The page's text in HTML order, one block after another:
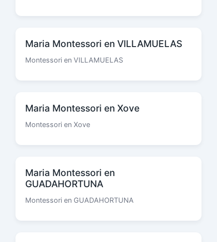
Maria Montessori en VILLAMUELAS
Montessori en VILLAMUELAS
Maria Montessori en Xove
Montessori en Xove
Maria Montessori en
GUADAHORTUNA
Montessori en GUADAHORTUNA